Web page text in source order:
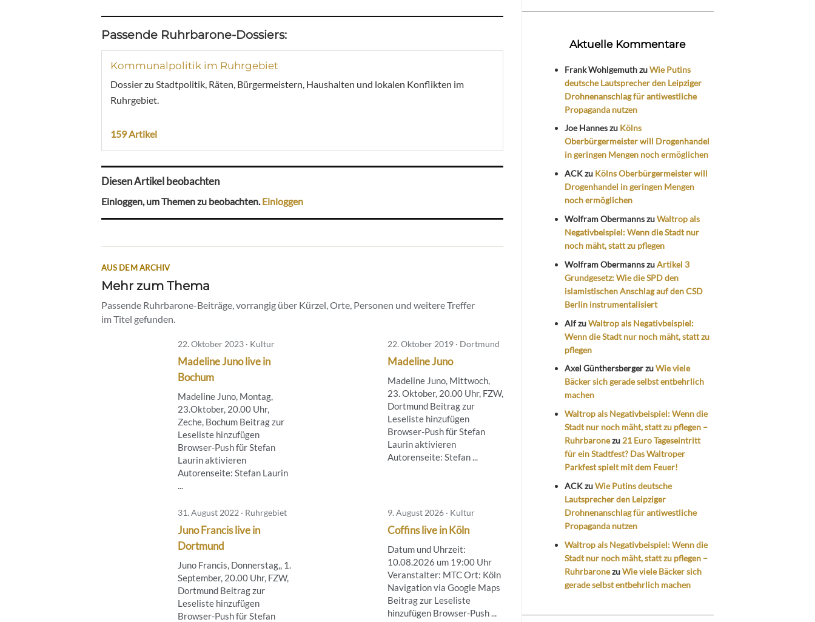
Passende Ruhrbarone-Dossiers:
Kommunalpolitik im Ruhrgebiet
Dossier zu Stadtpolitik, Räten, Bürgermeistern, Haushalten und lokalen Konflikten im
Ruhrgebiet.
159 Artikel
Diesen Artikel beobachten
Einloggen, um Themen zu beobachten.Einloggen
AUS DEM ARCHIV
Mehr zum Thema
Passende Ruhrbarone-Beiträge, vorrangig über Kürzel, Orte, Personen und weitere Treffer
im Titel gefunden.
22. Oktober 2023 · Kultur
Madeline Juno live in
Bochum
Madeline Juno, Montag,
23.Oktober, 20.00 Uhr,
Zeche, Bochum Beitrag zur
Leseliste hinzufügen
Browser-Push für Stefan
Laurin aktivieren
Autorenseite: Stefan Laurin
...
22. Oktober 2019 · Dortmund
Madeline Juno
Madeline Juno, Mittwoch,
23. Oktober, 20.00 Uhr, FZW,
Dortmund Beitrag zur
Leseliste hinzufügen
Browser-Push für Stefan
Laurin aktivieren
Autorenseite: Stefan ...
31. August 2022 · Ruhrgebiet
Juno Francis live in
Dortmund
Juno Francis, Donnerstag,, 1.
September, 20.00 Uhr, FZW,
Dortmund Beitrag zur
Leseliste hinzufügen
Browser-Push für Stefan
9. August 2026 · Kultur
Coffins live in Köln
Datum und Uhrzeit:
10.08.2026 um 19:00 Uhr
Veranstalter: MTC Ort: Köln
Navigation via Google Maps
Beitrag zur Leseliste
hinzufügen Browser-Push ...
Aktuelle Kommentare
Frank WohlgemuthzuWie Putins
deutsche Lautsprecher den Leipziger
Drohnenanschlag für antiwestliche
Propaganda nutzen
Joe Hanneszu Kölns
Oberbürgermeister will Drogenhandel
in geringen Mengen noch ermöglichen
ACKzu Kölns Oberbürgermeister will
Drogenhandel in geringen Mengen
noch ermöglichen
Wolfram ObermannszuWaltrop als
Negativbeispiel: Wenn die Stadt nur
noch mäht, statt zu pflegen
Wolfram ObermannszuArtikel 3
Grundgesetz: Wie die SPD den
islamistischen Anschlag auf den CSD
Berlin instrumentalisiert
AlfzuWaltrop als Negativbeispiel:
Wenn die Stadt nur noch mäht, statt zu
pflegen
Axel GünthersbergerzuWie viele
Bäcker sich gerade selbst entbehrlich
machen
Waltrop als Negativbeispiel: Wenn die
Stadt nur noch mäht, statt zu pflegen –
Ruhrbaronezu 21 Euro Tageseintritt
für ein Stadtfest? Das Waltroper
Parkfest spielt mit dem Feuer!
ACKzuWie Putins deutsche
Lautsprecher den Leipziger
Drohnenanschlag für antiwestliche
Propaganda nutzen
Waltrop als Negativbeispiel: Wenn die
Stadt nur noch mäht, statt zu pflegen –
RuhrbaronezuWie viele Bäcker sich
gerade selbst entbehrlich machen